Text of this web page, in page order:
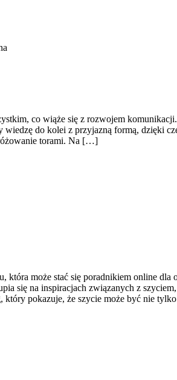
co wiąże się z rozwojem
do kolei z przyjazną formą, dzięki
torami. Na […]
może stać się poradnikiem online
się na inspiracjach związanych z
pokazuje, że szycie może być nie